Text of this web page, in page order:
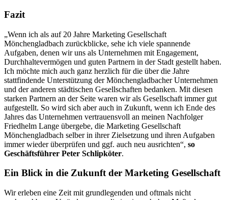
Fazit
„Wenn ich als auf 20 Jahre Marketing Gesellschaft
Mönchengladbach zurückblicke, sehe ich viele spannende
Aufgaben, denen wir uns als Unternehmen mit Engagement,
Durchhaltevermögen und guten Partnern in der Stadt gestellt haben.
Ich möchte mich auch ganz herzlich für die über die Jahre
stattfindende Unterstützung der Mönchengladbacher Unternehmen
und der anderen städtischen Gesellschaften bedanken. Mit diesen
starken Partnern an der Seite waren wir als Gesellschaft immer gut
aufgestellt. So wird sich aber auch in Zukunft, wenn ich Ende des
Jahres das Unternehmen vertrauensvoll an meinen Nachfolger
Friedhelm Lange übergebe, die Marketing Gesellschaft
Mönchengladbach selber in ihrer Zielsetzung und ihren Aufgaben
immer wieder überprüfen und ggf. auch neu ausrichten“, so
Geschäftsführer Peter Schlipköter.
Ein Blick in die Zukunft der Marketing Gesellschaft
Wir erleben eine Zeit mit grundlegenden und oftmals nicht